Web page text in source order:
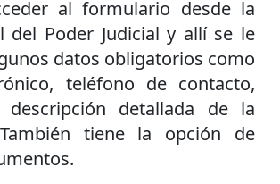
al formulario desde la
del Poder Judicial y allí se le
datos obligatorios como
teléfono de contacto,
detallada de la
tiene la opción de